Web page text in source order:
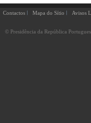
Contactos Mapa do Sítio Avisos
© Presidência da República